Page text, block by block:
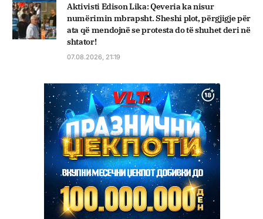
Aktivisti Edison Lika: Qeveria ka nisur
numërimin mbrapsht. Sheshi plot, përgjigje për
ata që mendojnë se protesta do të shuhet deri në
shtator!
07.08.2026, 21:19